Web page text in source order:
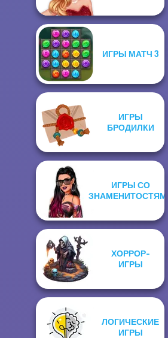
ИГРЫ МАТЧ 3
ИГРЫ
БРОДИЛКИ
ИГРЫ СО
ЗНАМЕНИТОСТЯМИ
ХОРРОР-
ИГРЫ
ЛОГИЧЕСКИЕ
ИГРЫ